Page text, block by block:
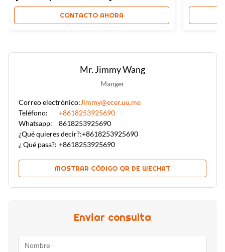
Revestimiento de madera de bambú decorativo incombustible
de la pared de la fibra del PVC
PVC
CONTACTO AHORA
Mr. Jimmy Wang
Manger
Correo electrónico:Jimmy@ecer.uu.me
Teléfono:
+8618253925690
Whatsapp:
8618253925690
¿Qué quieres decir?:+8618253925690
¿ Qué pasa?: +8618253925690
MOSTRAR CÓDIGO QR DE WECHAT
Enviar consulta